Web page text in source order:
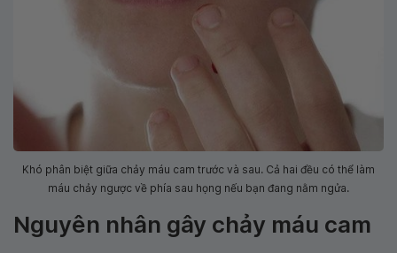
Khó phân biệt giữa chảy máu cam trước và sau. Cả hai đều có thể làm
máu chảy ngược về phía sau họng nếu bạn đang nằm ngửa.
Nguyên nhân gây chảy máu cam